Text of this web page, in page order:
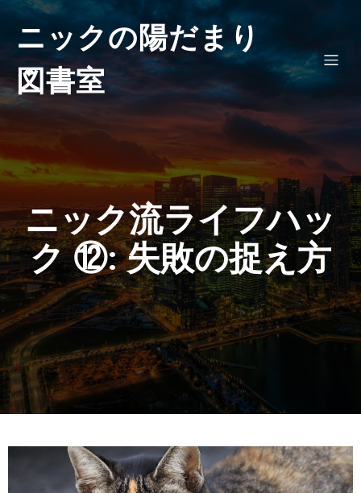
ニックの陽だまり
図書室
ニック流ライフハッ
ク ⑫: 失敗の捉え方